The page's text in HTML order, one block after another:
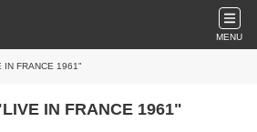
MENU
IN FRANCE 1961"
IN FRANCE 1961"